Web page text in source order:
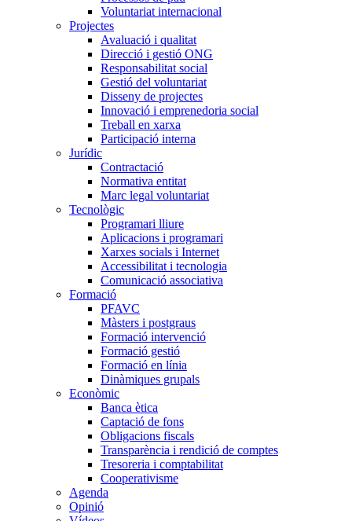
Voluntariat internacional
Projectes
Avaluació i qualitat
Direcció i gestió ONG
Responsabilitat social
Gestió del voluntariat
Disseny de projectes
Innovació i emprenedoria social
Treball en xarxa
Participació interna
Jurídic
Contractació
Normativa entitat
Marc legal voluntariat
Tecnològic
Programari lliure
Aplicacions i programari
Xarxes socials i Internet
Accessibilitat i tecnologia
Comunicació associativa
Formació
PFAVC
Màsters i postgraus
Formació intervenció
Formació gestió
Formació en línia
Dinàmiques grupals
Econòmic
Banca ètica
Captació de fons
Obligacions fiscals
Transparència i rendició de comptes
Tresoreria i comptabilitat
Cooperativisme
Agenda
Opinió